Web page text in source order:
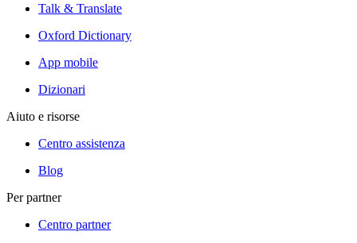
Talk & Translate
Oxford Dictionary
App mobile
Dizionari
Aiuto e risorse
Centro assistenza
Blog
Per partner
Centro partner